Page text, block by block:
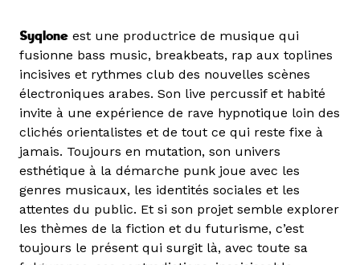
Syqlone est une productrice de musique qui
fusionne bass music, breakbeats, rap aux toplines
incisives et rythmes club des nouvelles scènes
électroniques arabes. Son live percussif et habité
invite à une expérience de rave hypnotique loin des
clichés orientalistes et de tout ce qui reste fixe à
jamais. Toujours en mutation, son univers
esthétique à la démarche punk joue avec les
genres musicaux, les identités sociales et les
attentes du public. Et si son projet semble explorer
les thèmes de la fiction et du futurisme, c’est
toujours le présent qui surgit là, avec toute sa